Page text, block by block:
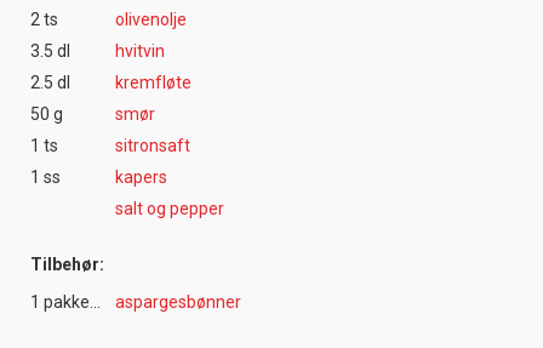
2 ts
olivenolje
3.5 dl
hvitvin
2.5 dl
kremfløte
50 g
smør
1 ts
sitronsaft
1 ss
kapers
salt og pepper
Tilbehør:
aspargesbønner